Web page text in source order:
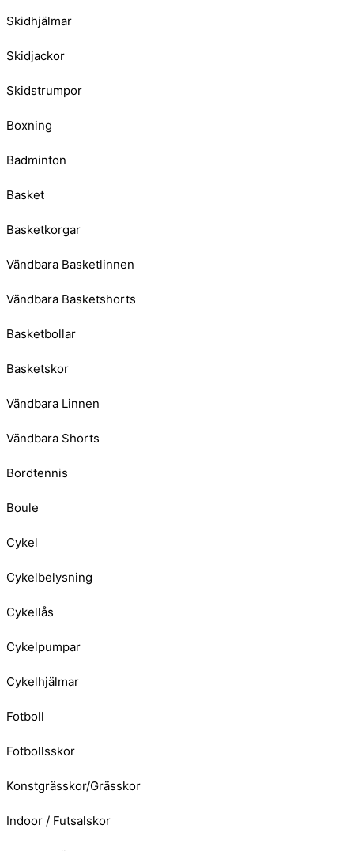
Skidhjälmar
Skidjackor
Skidstrumpor
Boxning
Badminton
Basket
Basketkorgar
Vändbara Basketlinnen
Vändbara Basketshorts
Basketbollar
Basketskor
Vändbara Linnen
Vändbara Shorts
Bordtennis
Boule
Cykel
Cykelbelysning
Cykellås
Cykelpumpar
Cykelhjälmar
Fotboll
Fotbollsskor
Konstgrässkor/Grässkor
Indoor / Futsalskor